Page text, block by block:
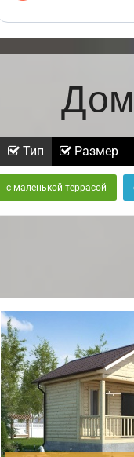
Тип Размер
с маленькой террасой